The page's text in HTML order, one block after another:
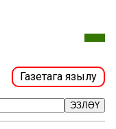
Газетага язылу
ЭЗЛӘҮ